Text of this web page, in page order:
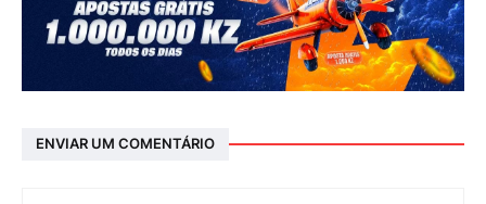
ENVIAR UM COMENTÁRIO